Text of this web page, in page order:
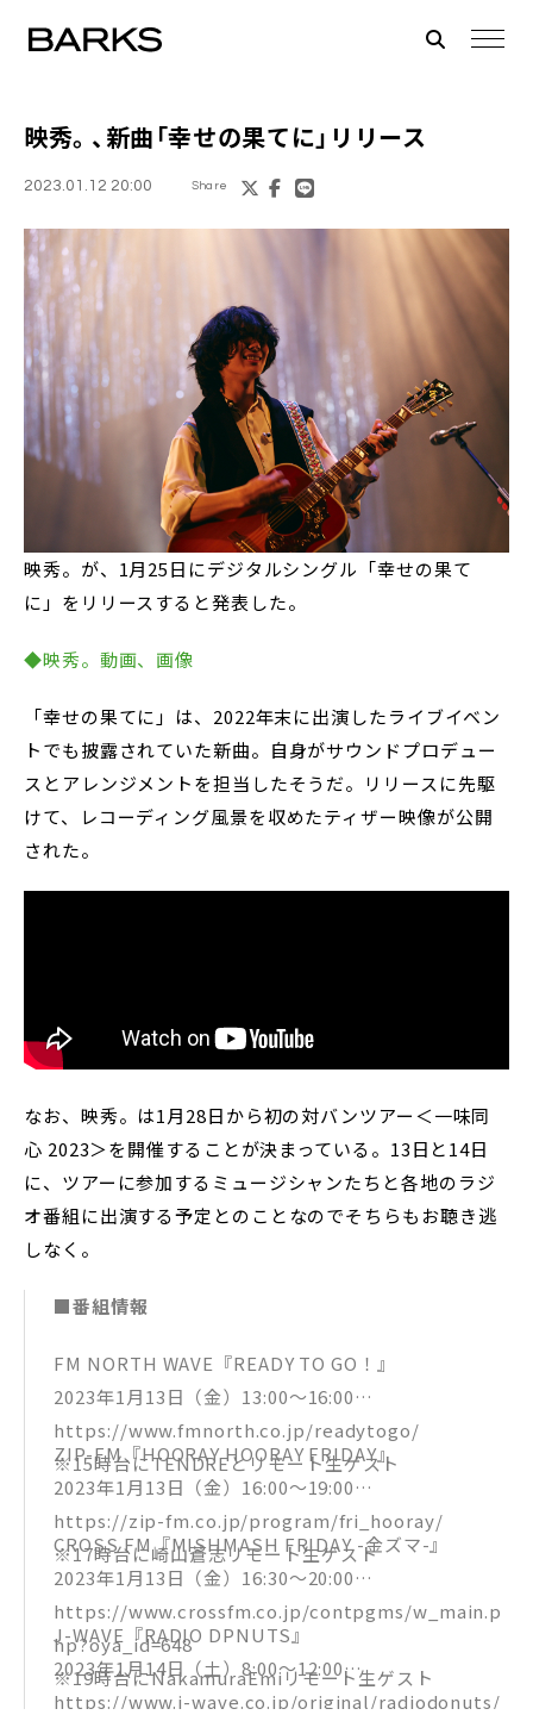
映秀。 、新曲「幸せの果てに」リリース
2023.01.12 20:00 Share
映秀。が、1月25日にデジタルシングル「幸せの果て
に」をリリースすると発表した。
◆映秀。動画、画像
「幸せの果てに」は、2022年末に出演したライブイベン
トでも披露されていた新曲。自身がサウンドプロデュー
スとアレンジメントを担当したそうだ。リリースに先駆
けて、レコーディング風景を収めたティザー映像が公開
された。
なお、映秀。は1月28日から初の対バンツアー＜一味同
心 2023＞を開催することが決まっている。13日と14日
に、ツアーに参加するミュージシャンたちと各地のラジ
オ番組に出演する予定とのことなのでそちらもお聴き逃
しなく。
■番組情報
FM NORTH WAVE『READY TO GO！』
2023年1月13日（金）13:00〜16:00
https://www.fmnorth.co.jp/readytogo/
※15時台にTENDREとリモート生ゲスト
ZIP-FM『HOORAY HOORAY FRIDAY』
2023年1月13日（金）16:00〜19:00
https://zip-fm.co.jp/program/fri_hooray/
※17時台に崎山蒼志リモート生ゲスト
CROSS FM『MISHMASH FRIDAY -金ズマ-』
2023年1月13日（金）16:30〜20:00
https://www.crossfm.co.jp/contpgms/w_main.p
hp?oya_id=648
※19時台にNakamuraEmiリモート生ゲスト
J-WAVE『RADIO DPNUTS』
2023年1月14日（土）8:00〜12:00
https://www.j-wave.co.jp/original/radiodonuts/